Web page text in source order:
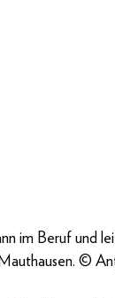
im Beruf und
©